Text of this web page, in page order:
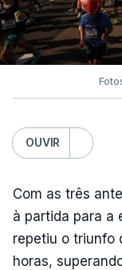
OUVIR
Com as três
à partida para a
repetiu o triunfo
horas,